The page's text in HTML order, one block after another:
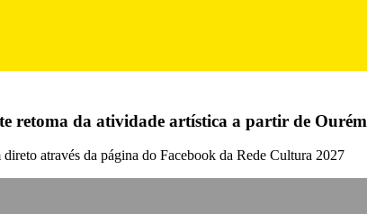
retoma da atividade artística a partir de Ourém
direto através da página do Facebook da Rede Cultura 2027